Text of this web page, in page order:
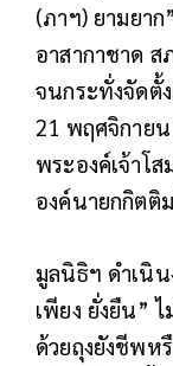
(ภาฯ) ยามยา
อาสากาชาด
จนกระทั่งจัดตั้
21 พฤศจิกายน
พระองค์เจ้าโ
องค์นายกกิต
มูลนิธิฯ ดำเนิ
เพียง ยั่งยืน”
ด้วยถุงยังชีพห